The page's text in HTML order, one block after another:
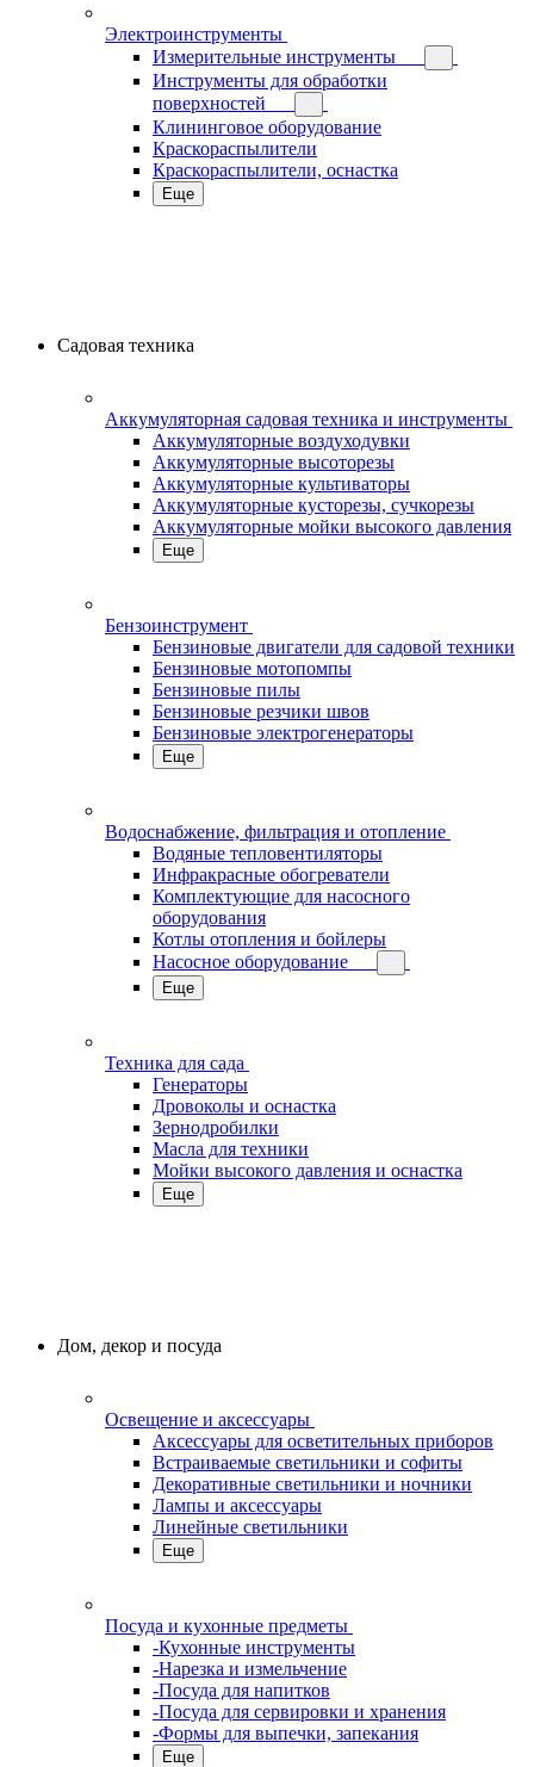
Электроинструменты
Измерительные инструменты
Инструменты для обработки
поверхностей
Клининговое оборудование
Краскораспылители
Краскораспылители, оснастка
Еще
Садовая техника
Аккумуляторная садовая техника и инструменты
Аккумуляторные воздуходувки
Аккумуляторные высоторезы
Аккумуляторные культиваторы
Аккумуляторные кусторезы, сучкорезы
Аккумуляторные мойки высокого давления
Еще
Бензоинструмент
Бензиновые двигатели для садовой техники
Бензиновые мотопомпы
Бензиновые пилы
Бензиновые резчики швов
Бензиновые электрогенераторы
Еще
Водоснабжение, фильтрация и отопление
Водяные тепловентиляторы
Инфракрасные обогреватели
Комплектующие для насосного
оборудования
Котлы отопления и бойлеры
Насосное оборудование
Еще
Техника для сада
Генераторы
Дровоколы и оснастка
Зернодробилки
Масла для техники
Мойки высокого давления и оснастка
Еще
Дом, декор и посуда
Освещение и аксессуары
Аксессуары для осветительных приборов
Встраиваемые светильники и софиты
Декоративные светильники и ночники
Лампы и аксессуары
Линейные светильники
Еще
Посуда и кухонные предметы
-Кухонные инструменты
-Нарезка и измельчение
-Посуда для напитков
-Посуда для сервировки и хранения
-Формы для выпечки, запекания
Еще